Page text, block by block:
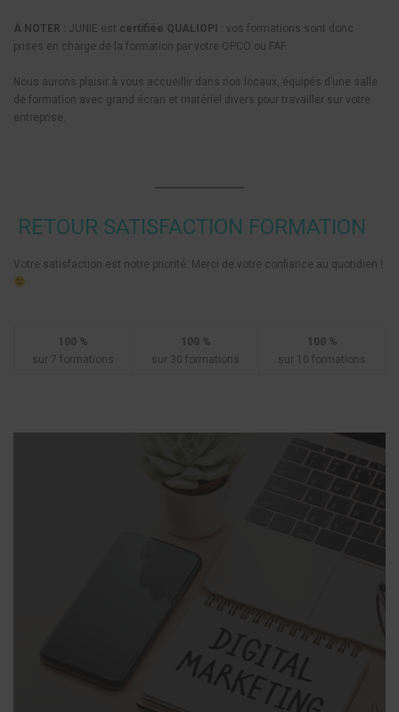
À NOTER : JUNIE est certifiée QUALIOPI
: vos formations sont donc
prises en charge de la formation par votre OPCO ou FAF.
Nous aurons plaisir à vous accueillir dans nos locaux, équipés d’une salle
de formation avec grand écran et matériel divers pour travailler sur votre
entreprise.
RETOUR SATISFACTION FORMATION
Votre satisfaction est notre priorité. Merci de votre confiance au quotidien !
100 %
sur 7 formations
100 %
sur 30 formations
100 %
sur 10 formations